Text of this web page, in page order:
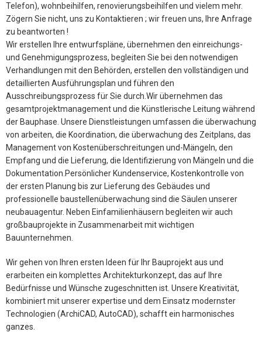
Telefon), wohnbeihilfen, renovierungsbeihilfen und vielem mehr.
Zögern Sie nicht, uns zu Kontaktieren ; wir freuen uns, Ihre Anfrage
zu beantworten !
Wir erstellen Ihre entwurfspläne, übernehmen den einreichungs-
und Genehmigungsprozess, begleiten Sie bei den notwendigen
Verhandlungen mit den Behörden, erstellen den vollständigen und
detaillierten Ausführungsplan und führen den
Ausschreibungsprozess für Sie durch.Wir übernehmen das
gesamtprojektmanagement und die Künstlerische Leitung während
der Bauphase. Unsere Dienstleistungen umfassen die überwachung
von arbeiten, die Koordination, die überwachung des Zeitplans, das
Management von Kostenüberschreitungen und-Mängeln, den
Empfang und die Lieferung, die Identifizierung von Mängeln und die
Dokumentation.Persönlicher Kundenservice, Kostenkontrolle von
der ersten Planung bis zur Lieferung des Gebäudes und
professionelle baustellenüberwachung sind die Säulen unserer
neubauagentur. Neben Einfamilienhäusern begleiten wir auch
großbauprojekte in Zusammenarbeit mit wichtigen
Bauunternehmen.
Wir gehen von Ihren ersten Ideen für Ihr Bauprojekt aus und
erarbeiten ein komplettes Architekturkonzept, das auf Ihre
Bedürfnisse und Wünsche zugeschnitten ist. Unsere Kreativität,
kombiniert mit unserer expertise und dem Einsatz modernster
Technologien (ArchiCAD, AutoCAD), schafft ein harmonisches
ganzes.